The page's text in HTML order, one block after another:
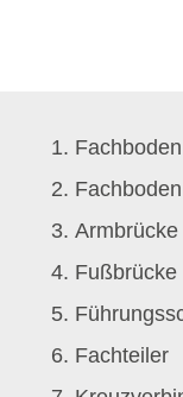
Armbrücke
Fußbrücke
Fachteiler